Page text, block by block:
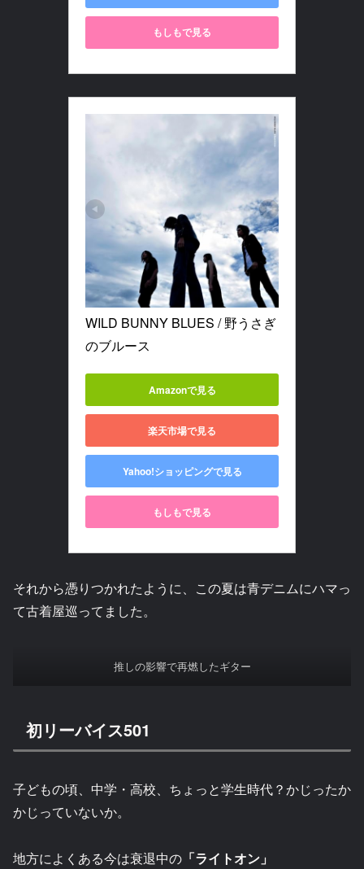
もしもで見る
WILD BUNNY BLUES / 野うさぎ
のブルース
Amazonで見る
楽天市場で見る
Yahoo!ショッピングで見る
もしもで見る
それから憑りつかれたように、この夏は青デニムにハマっ
て古着屋巡ってました。
推しの影響で再燃したギター
初リーバイス501
子どもの頃、中学・高校、ちょっと学生時代？かじったか
かじっていないか。
地方によくある今は衰退中の 「ライトオン」